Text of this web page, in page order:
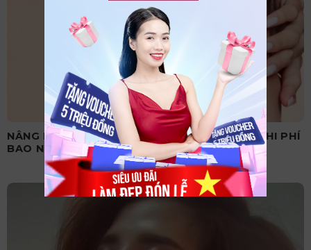
NÂNG MŨI SỤN MỸ LÀ GÌ? CÓ TỐT KHÔNG? CHI PHÍ
BAO NHIÊU?